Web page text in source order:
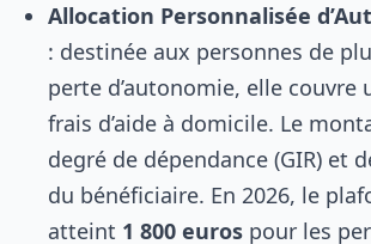
Allocation Personnalisée
: destinée aux personnes de
perte d’autonomie, elle couvre
frais d’aide à domicile. Le
degré de dépendance (GIR) et
du bénéficiaire. En 2026, le
atteint 1 800 euros pour les